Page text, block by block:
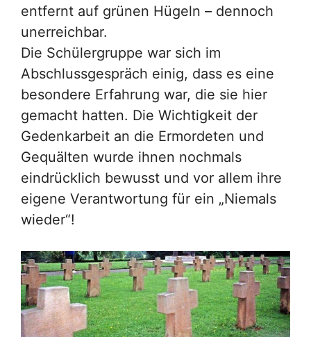
entfernt auf grünen Hügeln – dennoch
unerreichbar.
Die Schülergruppe war sich im
Abschlussgespräch einig, dass es eine
besondere Erfahrung war, die sie hier
gemacht hatten. Die Wichtigkeit der
Gedenkarbeit an die Ermordeten und
Gequälten wurde ihnen nochmals
eindrücklich bewusst und vor allem ihre
eigene Verantwortung für ein „Niemals
wieder“!